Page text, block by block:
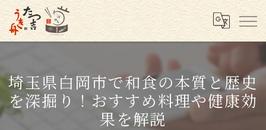
埼玉県白岡市で和食の本質と歴史
を深掘り！おすすめ料理や健康効
果を解説